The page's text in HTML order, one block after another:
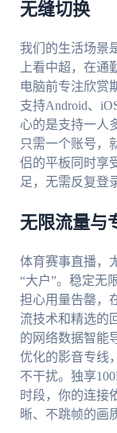
无缝切换
我们的生活场景
上看中超，在
电脑前专注欣赏
支持Android、
心的是支持一人
只需一个账号，
侣的平板同时享
足，无需反复登
无限流量与
体育赛事直播，
“大户”。稳定无
担心用量告罄，
流技术和精选的
的网络数据智能
优化的影音专线
不干扰。独享
时段，你的连接
晰、不跳帧的画